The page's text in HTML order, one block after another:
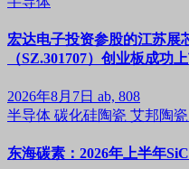
宏达电子投资参股的江苏展
（SZ.301707）创业板成功
2026年8月7日 ab, 808
半导体 碳化硅陶瓷 艾邦陶
东海碳素：2026年上半年